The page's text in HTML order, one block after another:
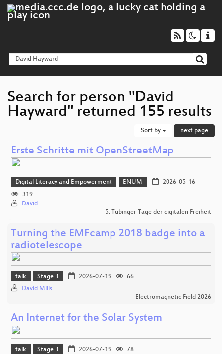
Search for person "David
Hayward" returned 155 results
Sort by next page
Erste Schritte mit OpenStreetMap
Digital Literacy and Empowerment ENUM
2026-05-16
319
David
5. Tübinger Tage der digitalen Freiheit
Turning the EMFcamp 2018 badge into a
radiotelescope
talk Stage B 2026-07-19
66
David Mills
Electromagnetic Field 2026
An Internet for the Solar System
talk Stage B 2026-07-19
78